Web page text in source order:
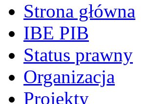
Strona główna
IBE PIB
Status prawny
Organizacja
Projekty